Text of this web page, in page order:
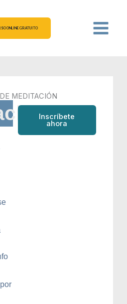
ONLINE GRATUITO
MEDITACIÓN
Inscríbete
ahora